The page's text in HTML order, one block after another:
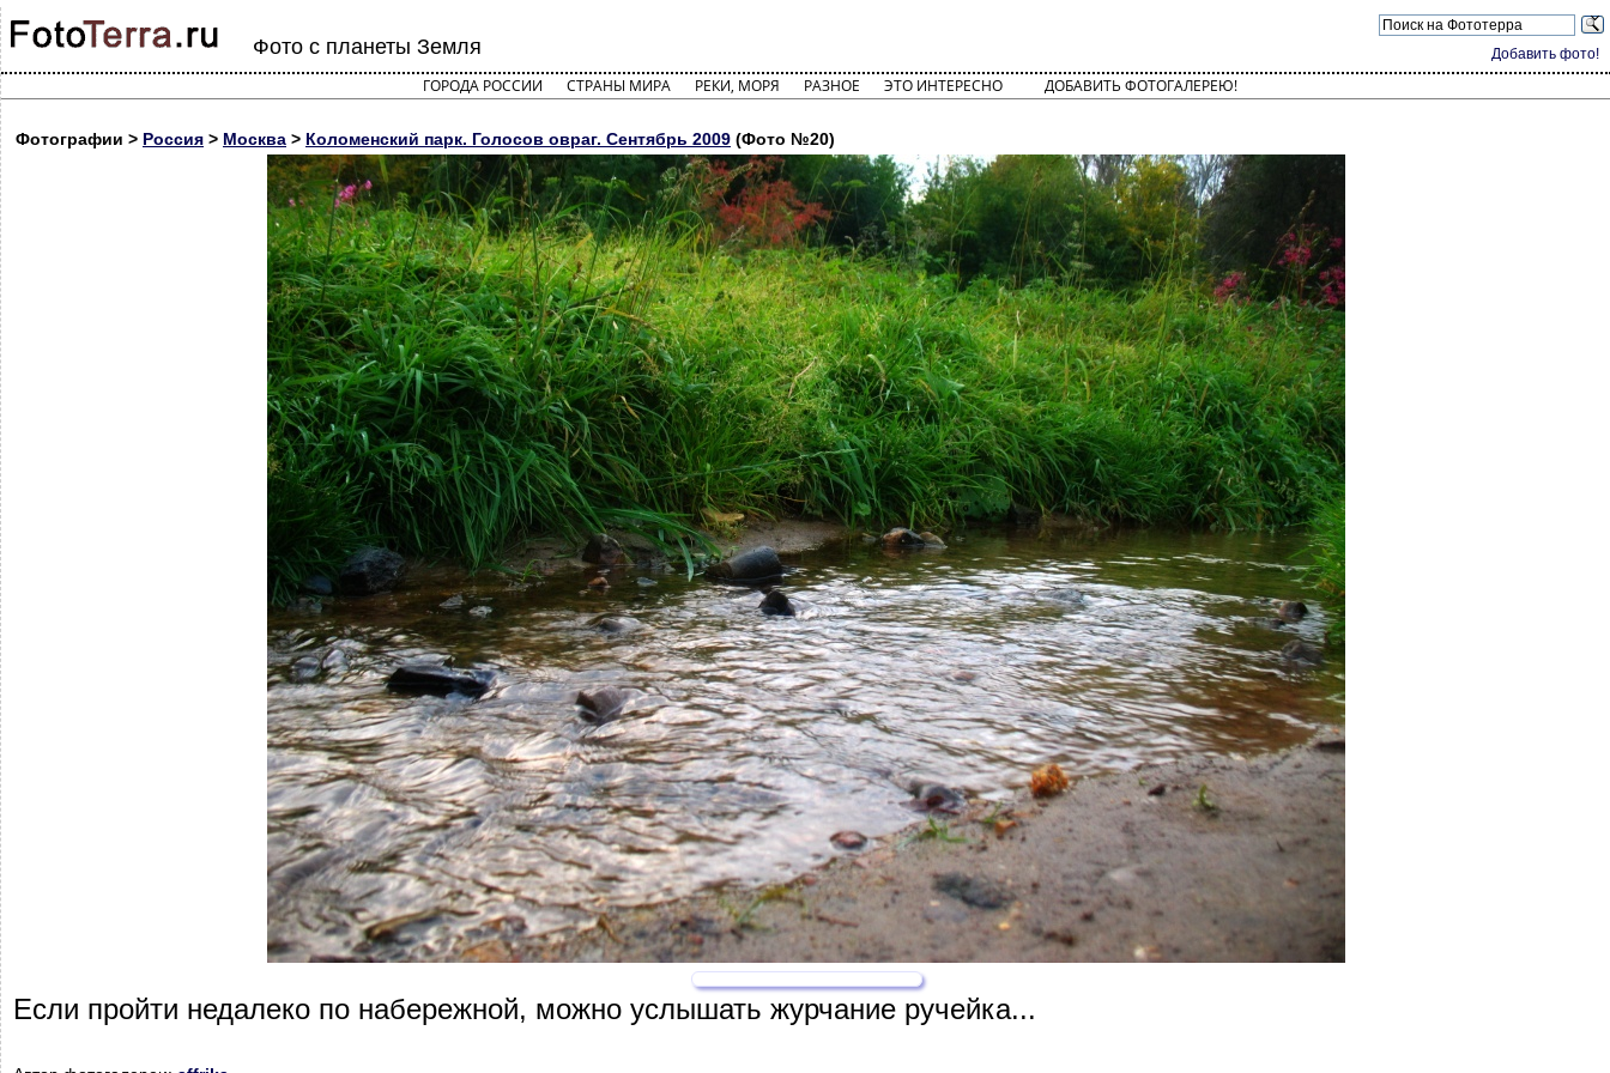
Добавить фото!
Фото с планеты Земля
ГОРОДА РОССИИ СТРАНЫ МИРА РЕКИ, МОРЯ РАЗНОЕ ЭТО ИНТЕРЕСНО ДОБАВИТЬ ФОТОГАЛЕРЕЮ!
Фотографии > Россия > Москва > Коломенский парк. Голосов овраг. Сентябрь 2009 (Фото №20)
Если пройти недалеко по набережной, можно услышать журчание ручейка...